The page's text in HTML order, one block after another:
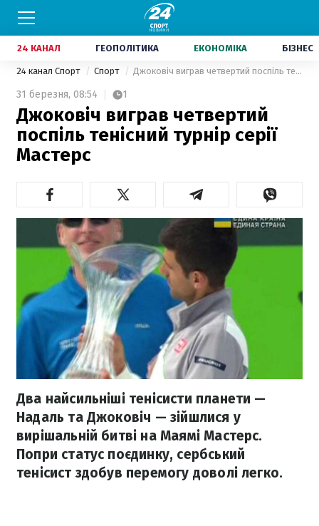
24 КАНАЛ ГЕОПОЛІТИКА ЕКОНОМІКА БІЗНЕС
24 канал Спорт Спорт Джоковіч виграв четвертий поспіль тенісний турнір серії Мастерс
31 березня, 08:54 1
Джоковіч виграв четвертий
поспіль тенісний турнір серії
Мастерс
Два найсильніші тенісисти планети —
Надаль та Джоковіч — зійшлися у
вирішальній битві на Маямі Мастерс.
Попри статус поєдинку, сербський
тенісист здобув перемогу доволі легко.